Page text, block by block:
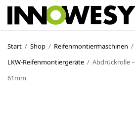
Start / Shop / Reifenmontiermaschinen /
LKW-Reifenmontiergeräte / Abdrückrolle –
61mm
Shop